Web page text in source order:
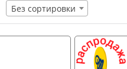
Без сортировки